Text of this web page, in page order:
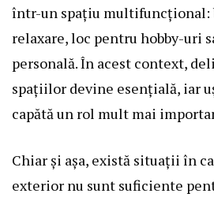
într-un spațiu multifuncțional:
relaxare, loc pentru hobby-uri
personală. În acest context,
spațiilor devine esențială, iar
capătă un rol mult mai
Chiar și așa, există situații în
exterior nu sunt suficiente